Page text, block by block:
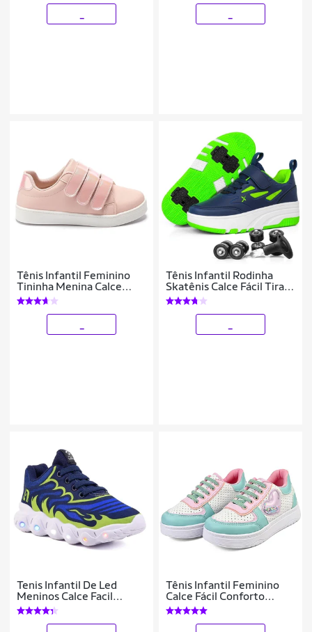
Tênis Infantil Feminino
Tininha Menina Calce
Fácil
Tênis Infantil Rodinha
Skatênis Calce Fácil Tira
Aderente Menino
Tenis Infantil De Led
Meninos Calce Facil
Desenhos Luzinha LIGHT
Tênis Infantil Feminino
Calce Fácil Conforto
Colorido Menina Gatatuya